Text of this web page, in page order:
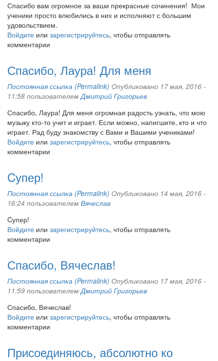
Спасибо вам огромное за ваши прекрасные сочинения! Мои
ученики просто влюбились в них и исполняют с большим
удовольствием.
Войдите или зарегистрируйтесь, чтобы отправлять
комментарии
Спасибо, Лаура! Для меня
Постоянная ссылка (Permalink) Опубликовано 17 мая, 2016 -
11:58 пользователемДмитрий Григорьев
Спасибо, Лаура! Для меня огромная радость узнать, что мою
музыку кто-то учит и играет. Если можно, напигшите, кто и что
играет. Рад буду знакомству с Вами и Вашими учениками!
Войдите или зарегистрируйтесь, чтобы отправлять
комментарии
Cупер!
Постоянная ссылка (Permalink) Опубликовано 14 мая, 2016 -
16:24 пользователем Вячеслав
Cупер!
Войдите или зарегистрируйтесь, чтобы отправлять
комментарии
Спасибо, Вячеслав!
Постоянная ссылка (Permalink) Опубликовано 17 мая, 2016 -
11:59 пользователемДмитрий Григорьев
Спасибо, Вячеслав!
Войдите или зарегистрируйтесь, чтобы отправлять
комментарии
Присоединяюсь, абсолютно ко